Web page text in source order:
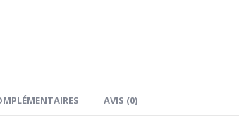
AVIS (0)